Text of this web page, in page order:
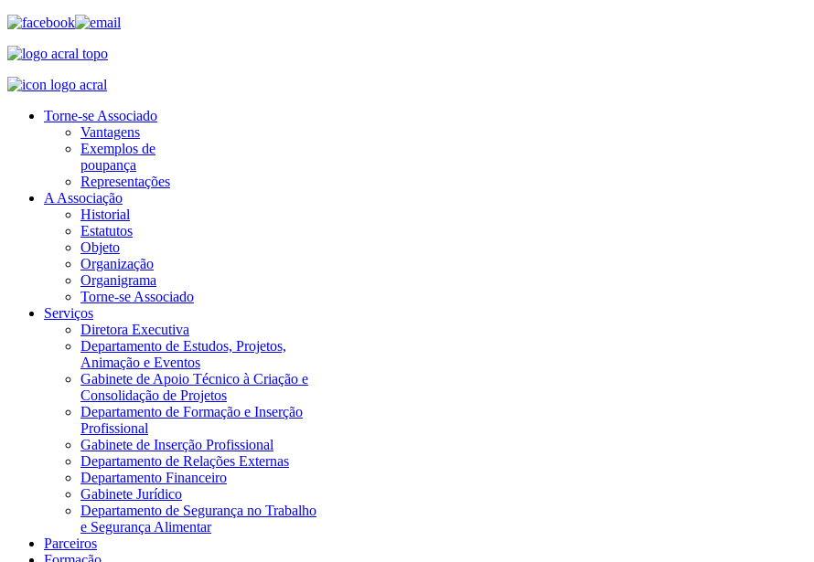
Torne-se Associado
Vantagens
Exemplos de
poupança
Representações
A Associação
Historial
Estatutos
Objeto
Organização
Organigrama
Torne-se Associado
Serviços
Diretora Executiva
Departamento de Estudos, Projetos,
Animação e Eventos
Gabinete de Apoio Técnico à Criação e
Consolidação de Projetos
Departamento de Formação e Inserção
Profissional
Gabinete de Inserção Profissional
Departamento de Relações Externas
Departamento Financeiro
Gabinete Jurídico
Departamento de Segurança no Trabalho
e Segurança Alimentar
Parceiros